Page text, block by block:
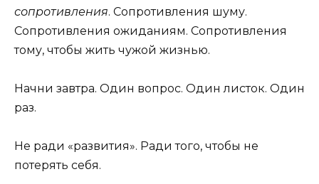
сопротивления. Сопротивления шуму.
Сопротивления ожиданиям. Сопротивления
тому, чтобы жить чужой жизнью.
Начни завтра. Один вопрос. Один листок. Один
раз.
Не ради «развития». Ради того, чтобы не
потерять себя.